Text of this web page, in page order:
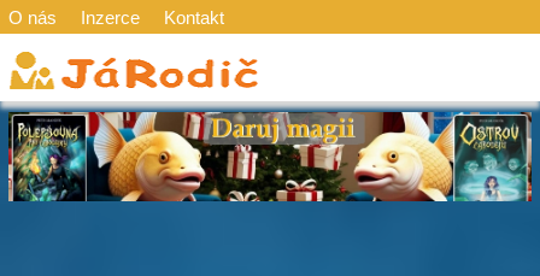
O nás Inzerce Kontakt